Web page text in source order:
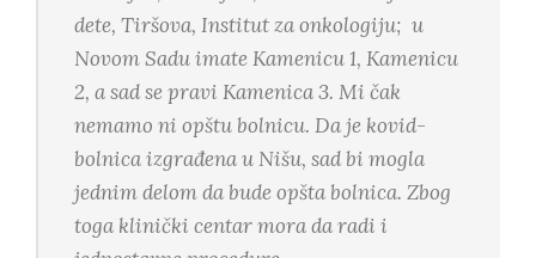
dete, Tiršova, Institut za onkologiju; u
Novom Sadu imate Kamenicu 1, Kamenicu
2, a sad se pravi Kamenica 3. Mi čak
nemamo ni opštu bolnicu. Da je kovid-
bolnica izgrađena u Nišu, sad bi mogla
jednim delom da bude opšta bolnica. Zbog
toga klinički centar mora da radi i